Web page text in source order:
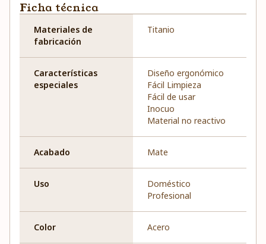
Ficha técnica
Materiales de
fabricación
Titanio
Características
especiales
Diseño ergonómico
Fácil Limpieza
Fácil de usar
Inocuo
Material no reactivo
Acabado Mate
Uso
Doméstico
Profesional
Color Acero